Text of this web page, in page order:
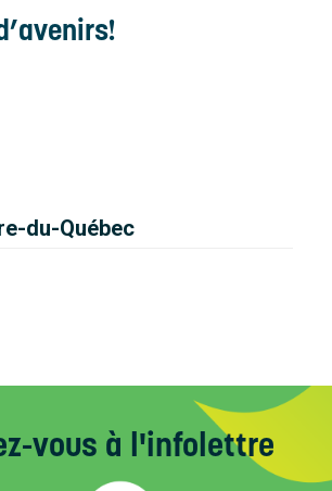
du-Québec
vous à l'infolettre